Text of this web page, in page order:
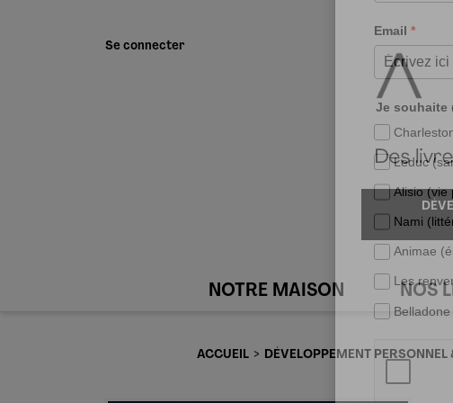
Se connecter
NOTRE MAISON NOS
ACCUEIL DÉVELOPPEMENT